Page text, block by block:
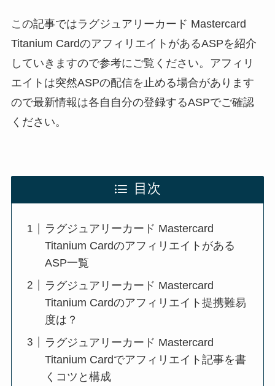
この記事ではラグジュアリーカード Mastercard
Titanium CardのアフィリエイトがあるASPを紹介
していきますので参考にご覧ください。アフィリ
エイトは突然ASPの配信を止める場合があります
ので最新情報は各自自分の登録するASPでご確認
ください。
目次
ラグジュアリーカード Mastercard
Titanium Cardのアフィリエイトがある
ASP一覧
ラグジュアリーカード Mastercard
Titanium Cardのアフィリエイト提携難易
度は？
ラグジュアリーカード Mastercard
Titanium Cardでアフィリエイト記事を書
くコツと構成